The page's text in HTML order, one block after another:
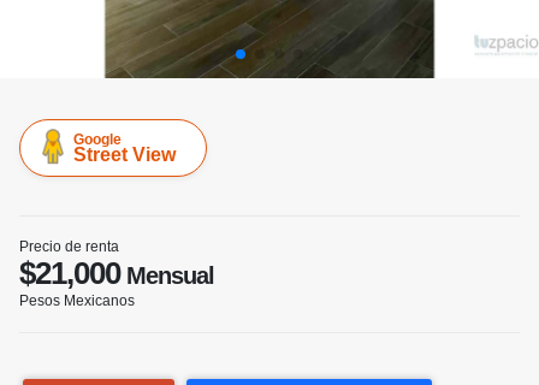
Google
Street View
Precio de renta
$21,000Mensual
Pesos Mexicanos